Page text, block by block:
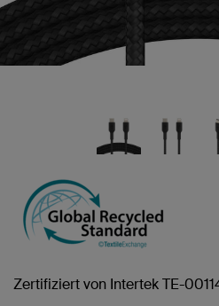
Zertifiziert von Intertek TE-